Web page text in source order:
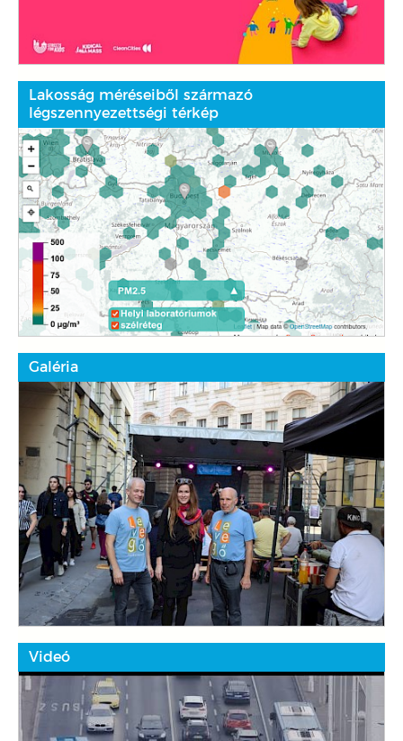
Lakosság méréseiből származó
légszennyezettségi térkép
Galéria
Videó